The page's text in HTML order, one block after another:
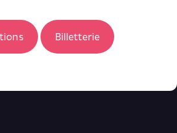
Billetterie